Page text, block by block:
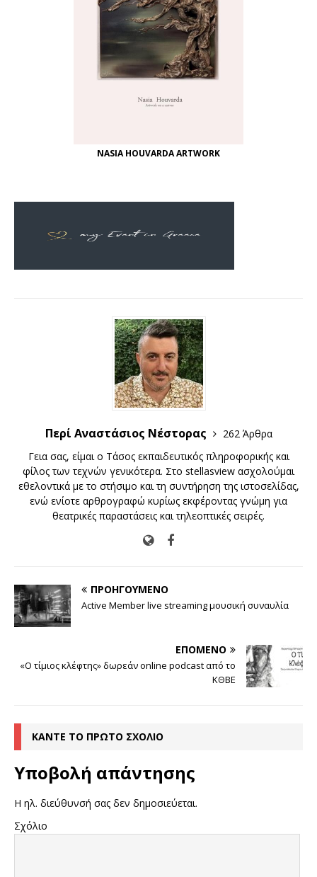
NASIA HOUVARDA ARTWORK
Περί Αναστάσιος Νέστορας
262 Άρθρα
Γεια σας, είμαι ο Τάσος εκπαιδευτικός πληροφορικής και
φίλος των τεχνών γενικότερα. Στο stellasview ασχολούμαι
εθελοντικά με το στήσιμο και τη συντήρηση της ιστοσελίδας,
ενώ ενίοτε αρθρογραφώ κυρίως εκφέροντας γνώμη για
θεατρικές παραστάσεις και τηλεοπτικές σειρές.
ΠΡΟΗΓΟΎΜΕΝΟ
Active Member live streaming μουσική συναυλία
ΕΠΌΜΕΝΟ
«Ο τίμιος κλέφτης» δωρεάν online podcast από το
ΚΘΒΕ
ΚΆΝΤΕ ΤΟ ΠΡΏΤΟ ΣΧΌΛΙΟ
Υποβολή απάντησης
Η ηλ. διεύθυνσή σας δεν δημοσιεύεται.
Σχόλιο